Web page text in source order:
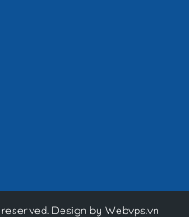
Design by Webvps.vn